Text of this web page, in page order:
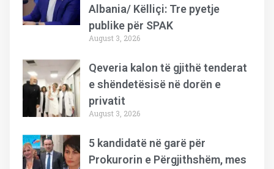
Albania/ Këlliçi: Tre pyetje
publike për SPAK
August 3, 2026
Qeveria kalon të gjithë tenderat
e shëndetësisë në dorën e
privatit
August 3, 2026
5 kandidatë në garë për
Prokurorin e Përgjithshëm, mes